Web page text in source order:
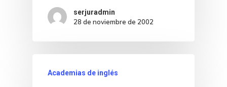
serjuradmin
28 de noviembre de 2002
Academias de inglés